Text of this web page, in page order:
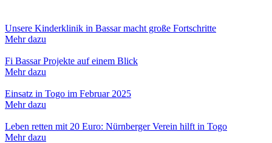
Unsere Kinderklinik in Bassar macht große Fortschritte
Mehr dazu
Fi Bassar Projekte auf einem Blick
Mehr dazu
Einsatz in Togo im Februar 2025
Mehr dazu
Leben retten mit 20 Euro: Nürnberger Verein hilft in Togo
Mehr dazu